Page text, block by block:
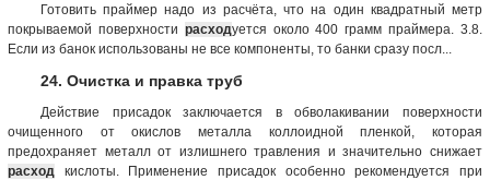
Готовить праймер надо из расчёта, что на один квадратный метр
покрываемой поверхности расходуется около 400 грамм праймера. 3.8.
Если из банок использованы не все компоненты, то банки сразу посл...
24. Очистка и правка труб
Действие присадок заключается в обволакивании поверхности
очищенного от окислов металла коллоидной пленкой, которая
предохраняет металл от излишнего травления и значительно снижает
расход кислоты. Применение присадок особенно рекомендуется при